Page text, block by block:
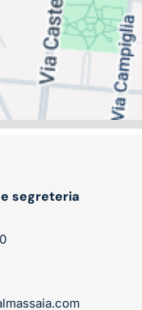
segreteria